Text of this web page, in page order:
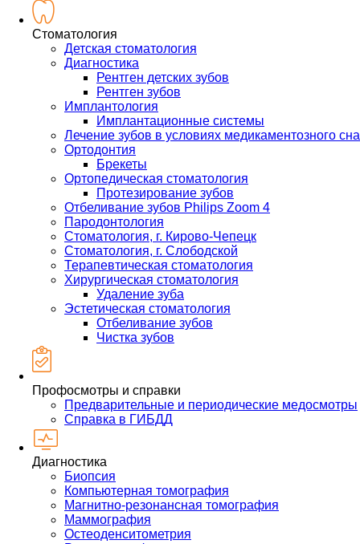
Стоматология
Детская стоматология
Диагностика
Рентген детских зубов
Рентген зубов
Имплантология
Имплантационные системы
Лечение зубов в условиях медикаментозного сна
Ортодонтия
Брекеты
Ортопедическая стоматология
Протезирование зубов
Отбеливание зубов Philips Zoom 4
Пародонтология
Стоматология, г. Кирово-Чепецк
Стоматология, г. Слободской
Терапевтическая стоматология
Хирургическая стоматология
Удаление зуба
Эстетическая стоматология
Отбеливание зубов
Чистка зубов
Профосмотры и справки
Предварительные и периодические медосмотры
Справка в ГИБДД
Диагностика
Биопсия
Компьютерная томография
Магнитно-резонансная томография
Маммография
Остеоденситометрия